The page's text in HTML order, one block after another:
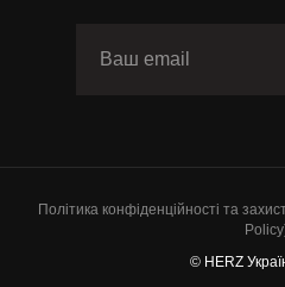
Політика конфіденційності та
© HERZ